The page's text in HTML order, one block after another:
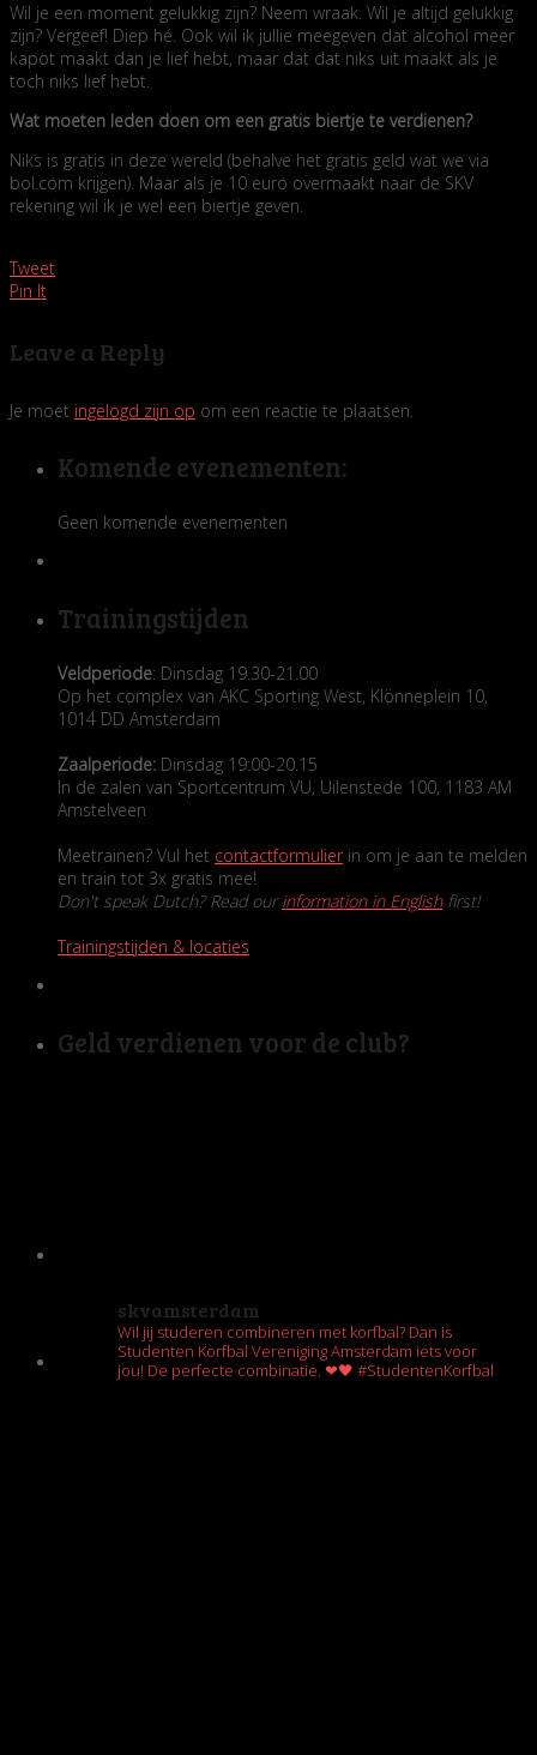
Wil je een moment gelukkig zijn? Neem wraak. Wil je altijd gelukkig
zijn? Vergeef! Diep hé. Ook wil ik jullie meegeven dat alcohol meer
kapot maakt dan je lief hebt, maar dat dat niks uit maakt als je
toch niks lief hebt.
Wat moeten leden doen om een gratis biertje te verdienen?
Niks is gratis in deze wereld (behalve het gratis geld wat we via
bol.com krijgen). Maar als je 10 euro overmaakt naar de SKV
rekening wil ik je wel een biertje geven.
Tweet
Pin It
Leave a Reply
Je moet ingelogd zijn op om een reactie te plaatsen.
Komende evenementen:
Geen komende evenementen
Trainingstijden
Veldperiode: Dinsdag 19.30-21.00
Op het complex van AKC Sporting West, Klönneplein 10,
1014 DD Amsterdam
Zaalperiode: Dinsdag 19:00-20.15
In de zalen van Sportcentrum VU, Uilenstede 100, 1183 AM
Amstelveen
Meetrainen? Vul het contactformulierin om je aan te melden
en train tot 3x gratis mee!
Don't speak Dutch? Read ourinformation in Englishfirst!
Trainingstijden & locaties
Geld verdienen voor de club?
skvamsterdam
Wil jij studeren combineren met korfbal? Dan is
Studenten Korfbal Vereniging Amsterdam iets voor
jou! De perfecte combinatie. ❤🖤 #StudentenKorfbal